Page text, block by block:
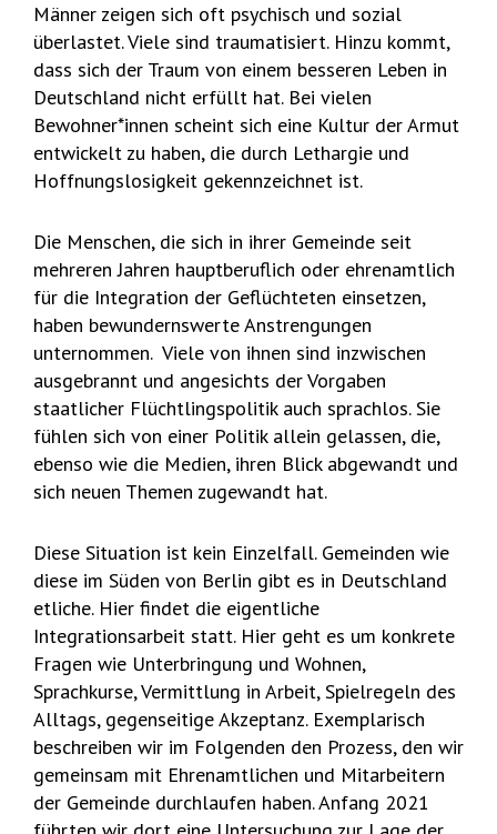
Männer zeigen sich oft psychisch und sozial
überlastet. Viele sind traumatisiert. Hinzu kommt,
dass sich der Traum von einem besseren Leben in
Deutschland nicht erfüllt hat. Bei vielen
Bewohner*innen scheint sich eine Kultur der Armut
entwickelt zu haben, die durch Lethargie und
Hoffnungslosigkeit gekennzeichnet ist.
Die Menschen, die sich in ihrer Gemeinde seit
mehreren Jahren hauptberuflich oder ehrenamtlich
für die Integration der Geflüchteten einsetzen,
haben bewundernswerte Anstrengungen
unternommen. Viele von ihnen sind inzwischen
ausgebrannt und angesichts der Vorgaben
staatlicher Flüchtlingspolitik auch sprachlos. Sie
fühlen sich von einer Politik allein gelassen, die,
ebenso wie die Medien, ihren Blick abgewandt und
sich neuen Themen zugewandt hat.
Diese Situation ist kein Einzelfall. Gemeinden wie
diese im Süden von Berlin gibt es in Deutschland
etliche. Hier findet die eigentliche
Integrationsarbeit statt. Hier geht es um konkrete
Fragen wie Unterbringung und Wohnen,
Sprachkurse, Vermittlung in Arbeit, Spielregeln des
Alltags, gegenseitige Akzeptanz. Exemplarisch
beschreiben wir im Folgenden den Prozess, den wir
gemeinsam mit Ehrenamtlichen und Mitarbeitern
der Gemeinde durchlaufen haben. Anfang 2021